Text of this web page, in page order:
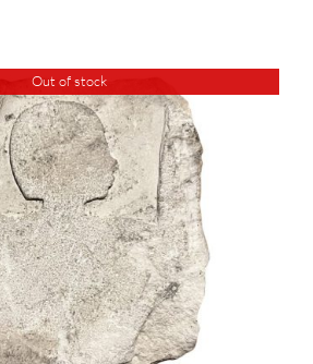
Out of stock